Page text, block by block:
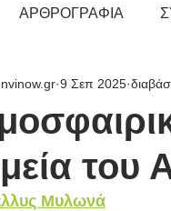
ΑΡΘΡΟΓΡΑΦΙΑ
του
9 Σεπ 2025
Μυλωνά